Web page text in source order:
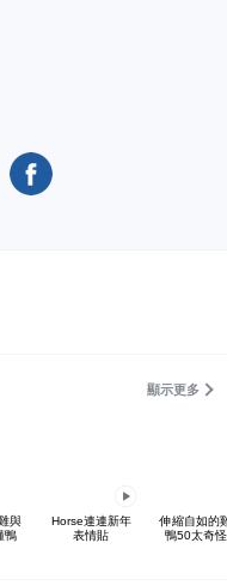
顯示更多
與
鴨
Horse連連新年
表情貼
伸縮自如的
鴨50太奇